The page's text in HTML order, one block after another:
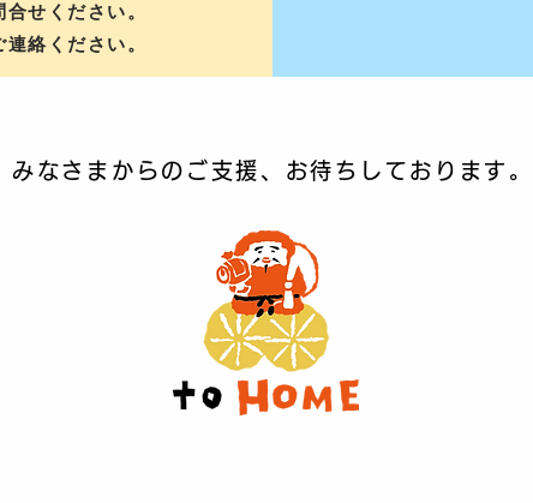
みなさまからのご支援、お待ちしております。
せください。
絡ください。